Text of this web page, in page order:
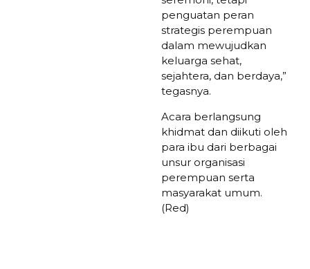
penguatan peran
strategis perempuan
dalam mewujudkan
keluarga sehat,
sejahtera, dan berdaya,”
tegasnya.
Acara berlangsung
khidmat dan diikuti oleh
para ibu dari berbagai
unsur organisasi
perempuan serta
masyarakat umum.
(Red)